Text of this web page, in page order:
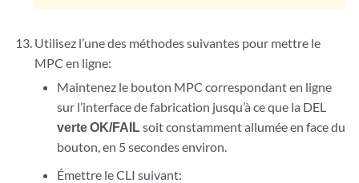
Utilisez l’une des méthodes suivantes pour mettre le
MPC en ligne:
Maintenez le bouton MPC correspondant en ligne
sur l’interface de fabrication jusqu’à ce que la DEL
verte OK/FAILsoit constamment allumée en face du
bouton, en 5 secondes environ.
Émettre le CLI suivant: